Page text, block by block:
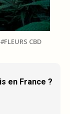
FLEURS CBD
en France ?